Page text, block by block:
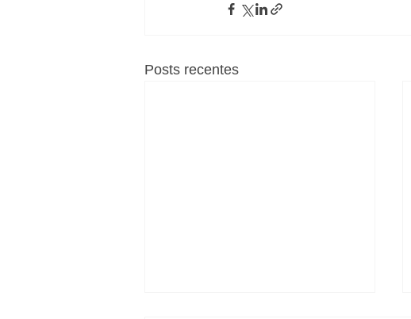
Posts recentes